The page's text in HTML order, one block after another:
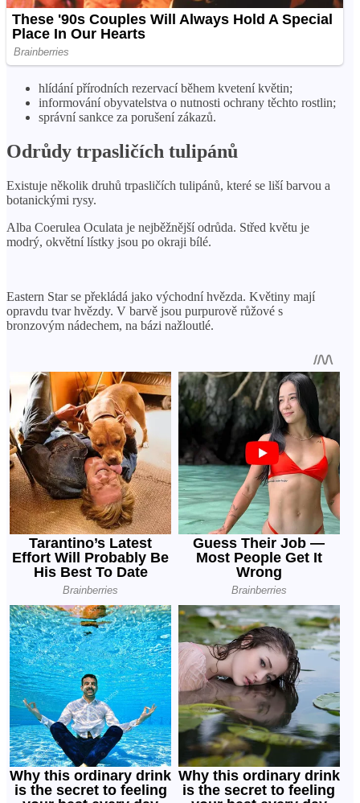
hlídání přírodních rezervací během kvetení květin;
informování obyvatelstva o nutnosti ochrany těchto rostlin;
správní sankce za porušení zákazů.
Odrůdy trpasličích tulipánů
Existuje několik druhů trpasličích tulipánů, které se liší barvou a
botanickými rysy.
Alba Coerulea Oculata je nejběžnější odrůda. Střed květu je
modrý, okvětní lístky jsou po okraji bílé.
Eastern Star se překládá jako východní hvězda. Květiny mají
opravdu tvar hvězdy. V barvě jsou purpurově růžové s
bronzovým nádechem, na bázi nažloutlé.